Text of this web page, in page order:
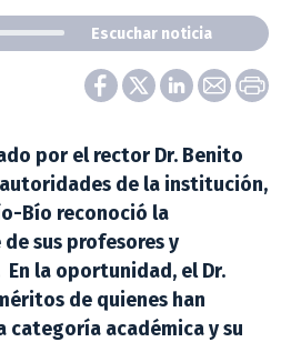
Escuchar noticia
por el rector Dr. Benito
de la institución,
Bío reconoció la
sus profesores y
la oportunidad, el Dr.
de quienes han
categoría académica y su